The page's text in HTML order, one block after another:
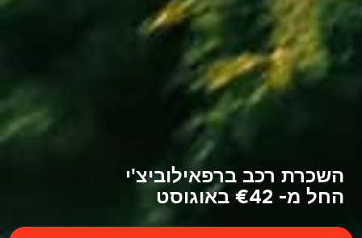
השכרת רכב ברפאילוביצ'י
החל מ- €42 באוגוסט